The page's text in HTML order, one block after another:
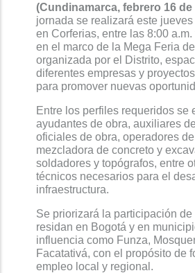
(Cundinamarca, febrero 16 de
jornada se realizará este
en Corferias, entre las 8:00 a.m.
en el marco de la Mega Feria
organizada por el Distrito,
diferentes empresas y
para promover nuevas
Entre los perfiles requeridos se
ayudantes de obra, auxiliares
oficiales de obra, operadores
mezcladora de concreto y
soldadores y topógrafos, entre
técnicos necesarios para el
infraestructura.
Se priorizará la participación de
residan en Bogotá y en
influencia como Funza,
Facatativá, con el propósito de
empleo local y regional.